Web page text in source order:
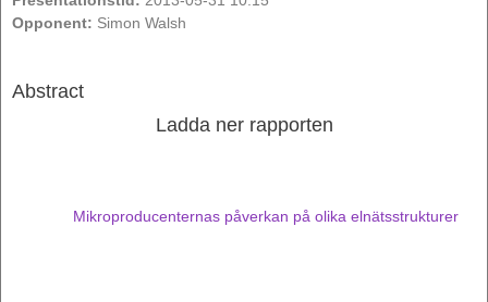
Opponent: Simon Walsh
Abstract
Ladda ner rapporten
Mikroproducenternas påverkan på olika elnätsstrukturer